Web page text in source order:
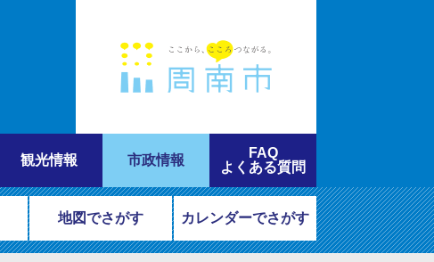
観光情報 市政情報
FAQ
よくある質問
地図でさがす カレンダーでさがす